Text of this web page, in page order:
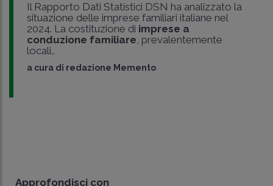
Il Rapporto Dati Statistici DSN ha analizzato la
situazione delle imprese familiari italiane nel
2024. La costituzione di imprese a
conduzione familiare, prevalentemente
locali..
a cura di redazione Memento
Approfondisci con